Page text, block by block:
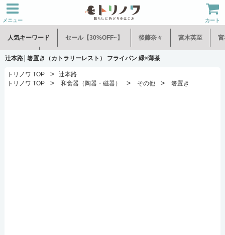
メニュー カート
人気キーワード セール【30%OFF~】 後藤奈々 宮木英至 宮
水谷和音 児玉修治
辻本路│箸置き（カトラリーレスト） フライパン 緑×薄茶
トリノワ TOP >
辻本路
トリノワ TOP
> 和食器（陶器・磁器） > その他 > 箸置き